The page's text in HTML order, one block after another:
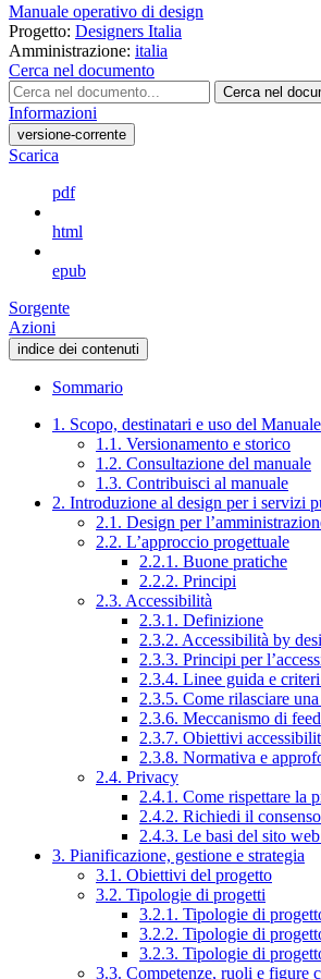
Manuale operativo di design
Progetto: Designers Italia
Amministrazione: italia
Cerca nel documento
Cerca nel
Informazioni
versione-corrente
Scarica
pdf
html
epub
Sorgente
Azioni
indice dei contenuti
Sommario
1. Scopo, destinatari e uso del
1.1. Versionamento e storico
1.2. Consultazione del manuale
1.3. Contribuisci al manuale
2. Introduzione al design per i servizi
2.1. Design per
2.2. L’approccio progettuale
2.2.1. Buone pratiche
2.2.2. Principi
2.3. Accessibilità
2.3.1. Definizione
2.3.2. Accessibilità by
2.3.3. Principi per
2.3.4. Linee guida e
2.3.5. Come rilasciare
2.3.6. Meccanismo di
2.3.7. Obiettivi
2.3.8. Normativa e
2.4. Privacy
2.4.1. Come rispettare la
2.4.2. Richiedi il
2.4.3. Le basi del sito
3. Pianificazione, gestione e strategia
3.1. Obiettivi del progetto
3.2. Tipologie di progetti
3.2.1. Tipologie di
3.2.2. Tipologie di
3.2.3. Tipologie di
3.3. Competenze, ruoli e figure